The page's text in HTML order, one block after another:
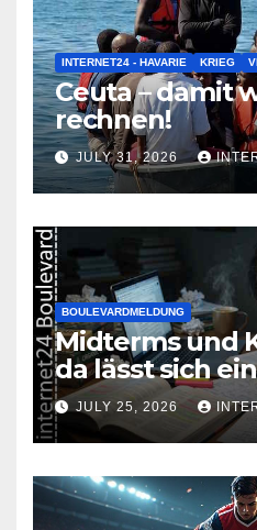
INTERNET24 - HAVARIE KRIEG
Ceuta – damit
rechnen!
JULY 31, 2026
BOULEVARDMELDUNG
Midterms und
da lässt sich
JULY 25, 2026